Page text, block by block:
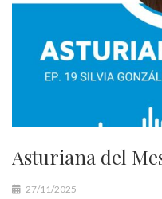
Asturiana del
27/11/2025